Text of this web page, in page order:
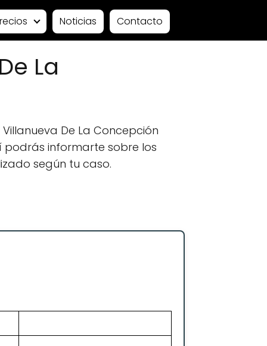
Noticias Contacto
La
De La Concepción
podrás informarte sobre los
según tu caso.